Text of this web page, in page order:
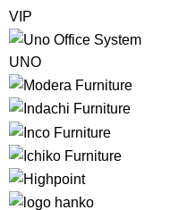
VIP
UNO